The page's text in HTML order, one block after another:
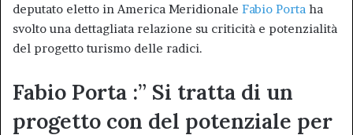
deputato eletto in America Meridionale Fabio Porta ha
svolto una dettagliata relazione su criticità e potenzialità
del progetto turismo delle radici.
Fabio Porta :” Si tratta di un
progetto con del potenziale per